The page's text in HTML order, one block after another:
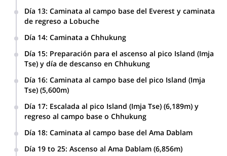
Día 13: Caminata al campo base del Everest y caminata
de regreso a Lobuche
Día 14: Caminata a Chhukung
Día 15: Preparación para el ascenso al pico Island (Imja
Tse) y día de descanso en Chhukung
Día 16: Caminata al campo base del pico Island (Imja
Tse) (5,600m)
Día 17: Escalada al pico Island (Imja Tse) (6,189m) y
regreso al campo base o Chhukung
Día 18: Caminata al campo base del Ama Dablam
Día 19 to 25: Ascenso al Ama Dablam (6,856m)